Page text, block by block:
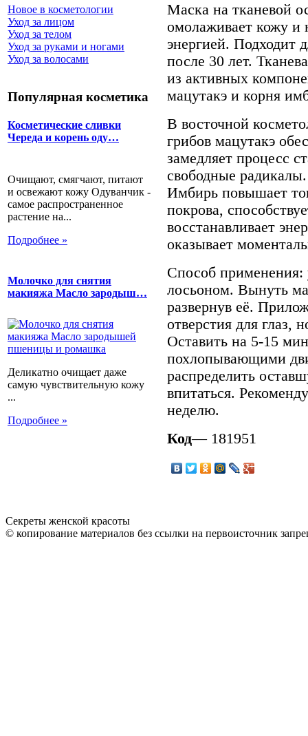
Новое в косметологии
Уход за лицом
Уход за телом
Уход за руками и ногами
Уход за волосами
Популярная косметика
Косметические сливки
Череда и корень оду…
Очищают, смягчают, питают
и освежают кожу Одуванчик -
самое распространенное
растение на...
Подробнее »
Молочко для снятия
макияжа Масло зародыш…
Деликатно очищает даже
самую чувствительную кожу
...
Подробнее »
Маска на тканевой
омолаживает кожу и
энергией. Подходит
после 30 лет.
из активных
мацутакэ и корня
В восточной
грибов мацутакэ
замедляет процесс
свободные радикалы.
Имбирь повышает
покрова,
восстанавливает
оказывает
Способ применения:
лосьоном. Вынуть
развернув её.
отверстия для глаз,
Оставить на 5-15
похлопывающими
распределить
впитаться.
неделю.
Код— 181951
Секреты женской красоты
© копирование материалов без ссылки на первоисточник